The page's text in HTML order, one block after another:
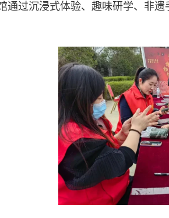
通过沉浸式体验、趣味研学、非